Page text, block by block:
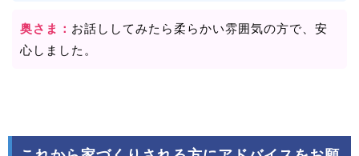
奥さま： お話ししてみたら柔らかい雰囲気の方で、安
心しました。